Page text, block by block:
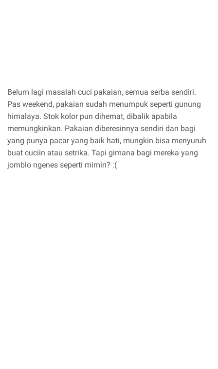
Belum lagi masalah cuci pakaian, semua serba sendiri.
Pas weekend, pakaian sudah menumpuk seperti gunung
himalaya. Stok kolor pun dihemat, dibalik apabila
memungkinkan. Pakaian diberesinnya sendiri dan bagi
yang punya pacar yang baik hati, mungkin bisa menyuruh
buat cuciin atau setrika. Tapi gimana bagi mereka yang
jomblo ngenes seperti mimin? :(